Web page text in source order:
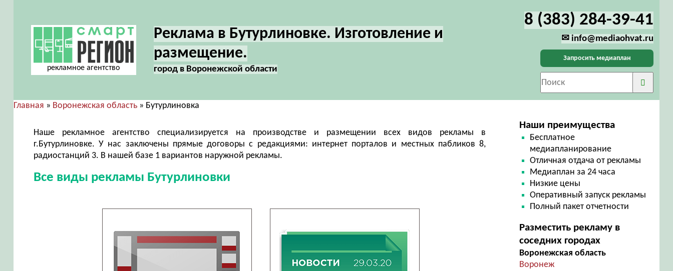
рекламное агентство
Реклама в Бутурлиновке. Изготовление и
размещение.
город в Воронежской области
8 (383) 284-39-41
✉ info@mediaohvat.ru
Запросить медиаплан
Главная » Воронежская область» Бутурлиновка
Наше рекламное агентство специализируется на производстве и размещении всех видов рекламы в
г.Бутурлиновке. У нас заключены прямые договоры с редакциями: интернет порталов и местных пабликов 8,
радиостанций 3. В нашей базе 1 вариантов наружной рекламы.
Все виды рекламы Бутурлиновки
Наши преимущества
Бесплатное
медиапланирование
Отличная отдача от рекламы
Медиаплан за 24 часа
Низкие цены
Оперативный запуск рекламы
Полный пакет отчетности
Разместить рекламу в
соседних городах
Воронежская область
Воронеж